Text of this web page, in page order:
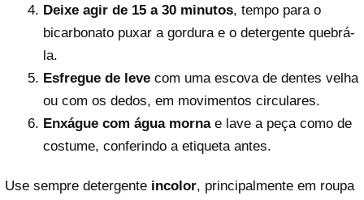
Deixe agir de 15 a 30 minutos, tempo para o
bicarbonato puxar a gordura e o detergente quebrá-
la.
Esfregue de levecom uma escova de dentes velha
ou com os dedos, em movimentos circulares.
Enxágue com água mornae lave a peça como de
costume, conferindo a etiqueta antes.
Use sempre detergente incolor, principalmente em roupa